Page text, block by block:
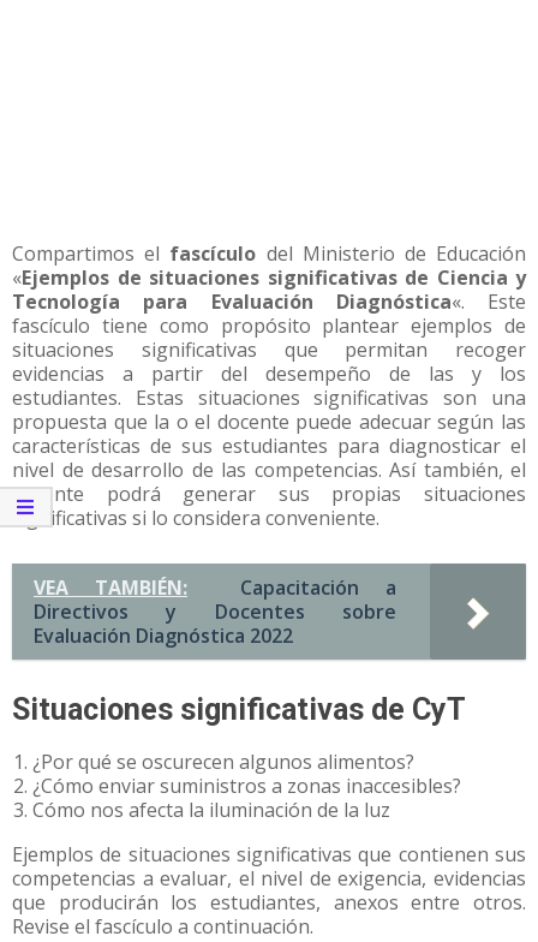
Compartimos el fascículo del Ministerio de Educación
«Ejemplos de situaciones significativas de Ciencia y
Tecnología para Evaluación Diagnóstica«. Este
fascículo tiene como propósito plantear ejemplos de
situaciones significativas que permitan recoger
evidencias a partir del desempeño de las y los
estudiantes. Estas situaciones significativas son una
propuesta que la o el docente puede adecuar según las
características de sus estudiantes para diagnosticar el
nivel de desarrollo de las competencias. Así también, el
docente podrá generar sus propias situaciones
significativas si lo considera conveniente.
VEA TAMBIÉN:
Capacitación a
Directivos y Docentes sobre
Evaluación Diagnóstica 2022
Situaciones significativas de CyT
¿Por qué se oscurecen algunos alimentos?
¿Cómo enviar suministros a zonas inaccesibles?
Cómo nos afecta la iluminación de la luz
Ejemplos de situaciones significativas que contienen sus
competencias a evaluar, el nivel de exigencia, evidencias
que producirán los estudiantes, anexos entre otros.
Revise el fascículo a continuación.